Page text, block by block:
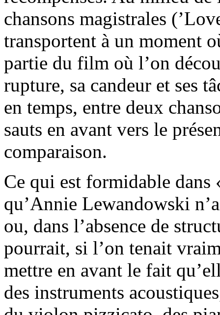
chansons magistrales
transportent à un moment
partie du film où l’on
rupture, sa candeur et ses
en temps, entre deux
sauts en avant vers le
comparaison.
Ce qui est formidable dans
qu’Annie Lewandowski
ou, dans l’absence de
pourrait, si l’on tenait
mettre en avant le fait
des instruments